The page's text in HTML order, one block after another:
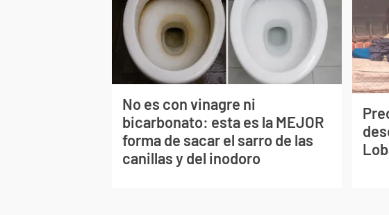
No es con vinagre ni
bicarbonato: esta es la MEJOR
forma de sacar el sarro de las
canillas y del inodoro